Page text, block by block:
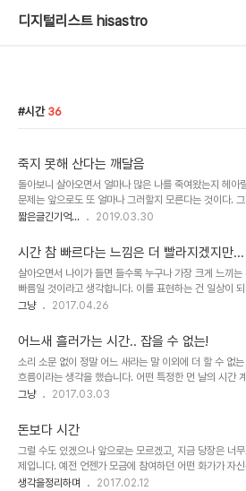
디지털리스트 hisastro
시간 36
죽지 못해 산다는 깨달음
돌아보니 살아오면서 얼마나 많은 나를 죽여왔는지 헤아
문제는 앞으로도 또 얼마나 그러할지 모른다는 것이다.
이 반복되며 확실히 인지한 것이 있다. 현실 속에서 결행은
지 경험 때문이다. 얼마 전엔 ‘죽지 못해 산다’는 말이 깨달
지기도 했다. 오죽했으면. 어느 누구든, 내가 왜 이렇게 살
는 사람은 아무도 없다. 있다면, 그건 그저 그렇게 믿는 그
일 뿐. 그럼에도 뭔가 대단히 알고 있는 양 왕왕대는 그 잘
보면 수없이 스스로를 죽여왔던 내가 또 언제 그런 생각을
에는 어김없이..
짧은글긴기억... 2019.03.30
시간 참 빠르다는 느낌은 더 빨라지겠지만...
살아오면서 나이가 들면 들수록 누구나 가장 크게 느끼는
빠름일 것이라고 생각합니다. 이를 표현하는 건 일상이
돕니다. "시간 참 빠르다"는 말은 입에 달고 살다시피 하니
기대되는 약속이 있거나 하는 경우 그에 해당되는 날이 오
이렇게 말하곤 했습니다. "엄마 몇 밤 자면 돼?!!" 그 시절
간도 길게만 느껴지고 시간이 빨리 흐르기만 바랬었는데,
금 되돌아보면 그런 때가 있기나 했었나 싶을 만큼 그런
흘러간 건 수 헤아리기조차 어렵습니다. 일일이 다 기억할
시절의 그런 기대..
그냥 2017.04.26
어느새 흘러가는 시간.. 잡을 수 없는!
소리 소문 없이 정말 어느 새라는 말 이외에 더 할 수 없는
흐름이라는 생각을 했습니다. 어떤 특정한 먼 날의 시간
그날이 오길 기다릴 때만 해도 가끔은 그날이 빨리 오길 고
되고 나면 그리고 그날이 지나고 나면 언제나 드는 생각은
이 될 수밖에 없습니다. 그 기억이 그저 기억으로 머물지
니까요. 그렇게 흘러간 시간으로 지금 남은 건 무엇일까?
보니 좀 더 깊이 생각해보면 모르겠으나 지금 당장은 그
별로 없는 것 같습니다. 글쎄요.. 한 가지 확연한 것이 있긴
그냥 2017.03.03
돈보다 시간
그럴 수도 있겠으나 앞으로는 모르겠고, 지금 당장은 너
제입니다. 예전 언젠가 모금에 참여하던 어떤 화가가 자
이고 돈이 그림이라고 했던 기억이 있는데, 그 화가 입장에
생각을정리하며 2017.02.12